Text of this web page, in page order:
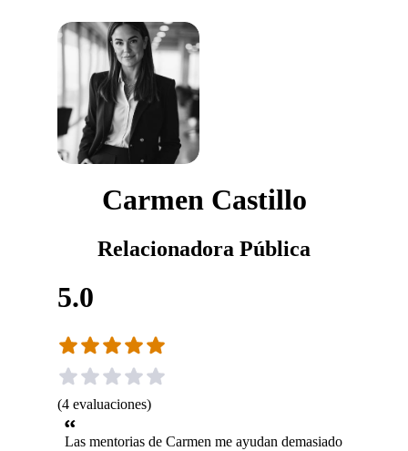
Carmen Castillo
Relacionadora Pública
5.0
(4 evaluaciones)
Las mentorias de Carmen me ayudan demasiado